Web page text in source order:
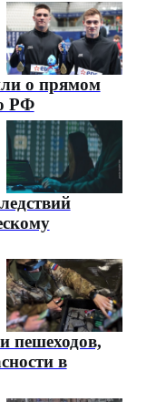
о прямом
РФ
пешеходов,
в